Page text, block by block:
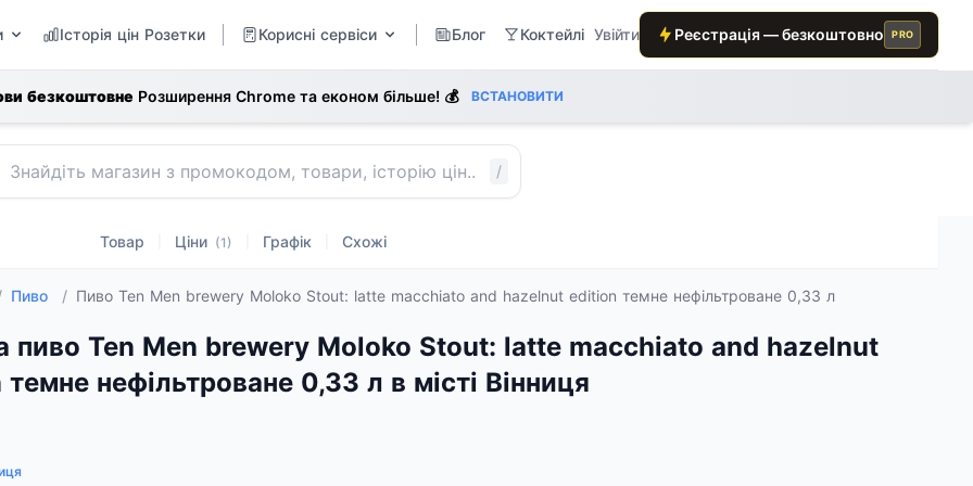
Історія цін Розетки Корисні сервіси Блог Коктейлі Увійти Реєстрація — безкоштовно PRO
безкоштовне Розширення Chrome та економ більше! 💰 ВСТАНОВИТИ
/
Товар Ціни (1) Графік Схожі
Пиво / Пиво Ten Men brewery Moloko Stout: latte macchiato and hazelnut edition темне нефільтроване 0,33 л
пиво Ten Men brewery Moloko Stout: latte macchiato and hazelnut
нефільтроване 0,33 л в місті Вінниця